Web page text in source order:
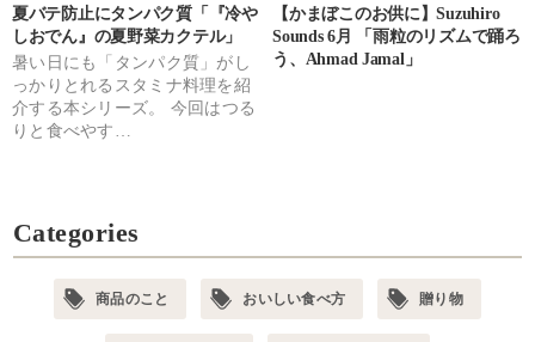
夏バテ防止にタンパク質「『冷や
しおでん』の夏野菜カクテル」
暑い日にも「タンパク質」がし
っかりとれるスタミナ料理を紹
介する本シリーズ。 今回はつる
りと食べやす…
【かまぼこのお供に】Suzuhiro
Sounds 6月 「雨粒のリズムで踊ろ
う、Ahmad Jamal」
Categories
商品のこと おいしい食べ方 贈り物